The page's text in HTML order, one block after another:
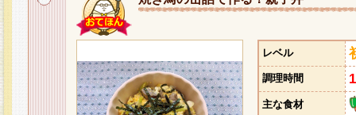
レベル
調理時間
主な食材